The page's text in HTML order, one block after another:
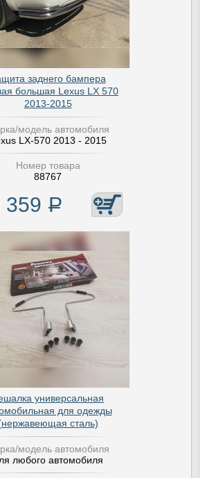
заднего бампера
большая Lexus LX 570
2013-2015
модель автомобиля
LX-570 2013 - 2015
Номер товара
88767
359 Р
универсальная
для одежды
сталь)
модель автомобиля
любого автомобиля